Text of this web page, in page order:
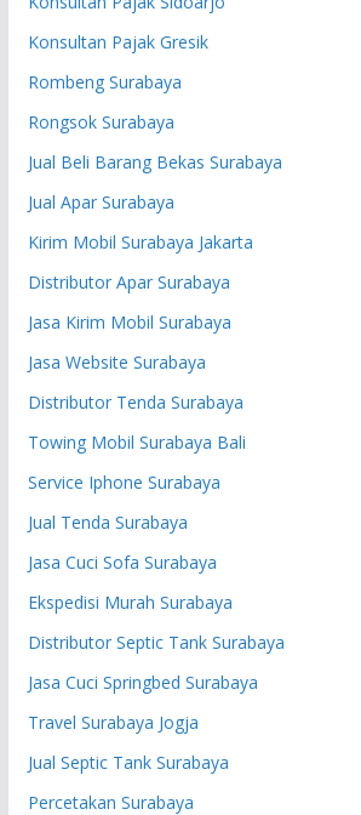
Konsultan Pajak Gresik
Rombeng Surabaya
Rongsok Surabaya
Jual Beli Barang Bekas Surabaya
Jual Apar Surabaya
Kirim Mobil Surabaya Jakarta
Distributor Apar Surabaya
Jasa Kirim Mobil Surabaya
Jasa Website Surabaya
Distributor Tenda Surabaya
Towing Mobil Surabaya Bali
Service Iphone Surabaya
Jual Tenda Surabaya
Jasa Cuci Sofa Surabaya
Ekspedisi Murah Surabaya
Distributor Septic Tank Surabaya
Jasa Cuci Springbed Surabaya
Travel Surabaya Jogja
Jual Septic Tank Surabaya
Percetakan Surabaya